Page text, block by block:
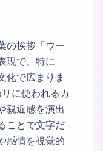
の挨拶「ウー
現で、特に
化で広まりま
に使われるカ
親近感を演出
ことで文字だ
感情を視覚的